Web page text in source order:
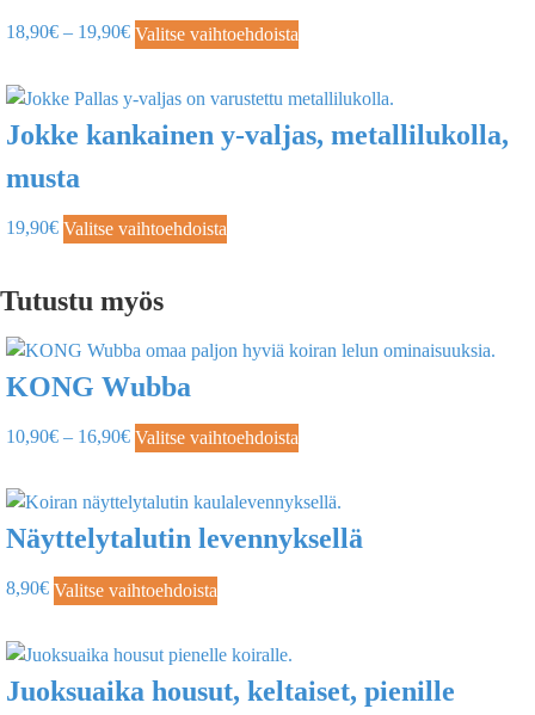
18,90€ – 19,90€ Valitse vaihtoehdoista
Jokke kankainen y-valjas, metallilukolla,
musta
19,90€ Valitse vaihtoehdoista
Tutustu myös
KONG Wubba
10,90€ – 16,90€ Valitse vaihtoehdoista
Näyttelytalutin levennyksellä
8,90€ Valitse vaihtoehdoista
Juoksuaika housut, keltaiset, pienille